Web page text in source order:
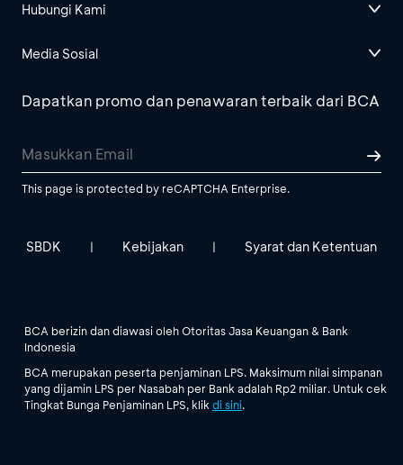
Hubungi Kami
Media Sosial
Dapatkan promo dan penawaran terbaik dari BCA
This page is protected by reCAPTCHA Enterprise.
SBDK | Kebijakan | Syarat dan Ketentuan
BCA berizin dan diawasi oleh Otoritas Jasa Keuangan & Bank
Indonesia
BCA merupakan peserta penjaminan LPS. Maksimum nilai simpanan
yang dijamin LPS per Nasabah per Bank adalah Rp2 miliar. Untuk cek
Tingkat Bunga Penjaminan LPS, klik di sini.